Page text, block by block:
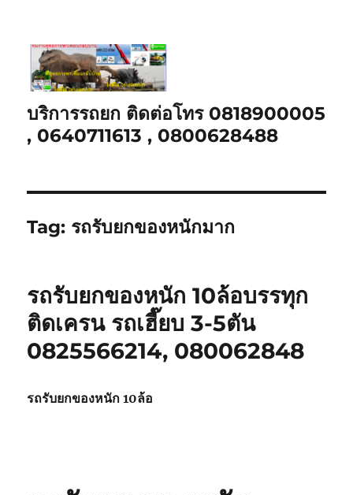
บริการรถยก ติดต่อโทร 0818900005
, 0640711613 , 0800628488
Tag: รถรับยกของหนักมาก
รถรับยกของหนัก 10ล้อบรรทุก
ติดเครน รถเฮี๊ยบ 3-5ตัน
0825566214, 080062848
รถรับยกของหนัก 10ล้อ